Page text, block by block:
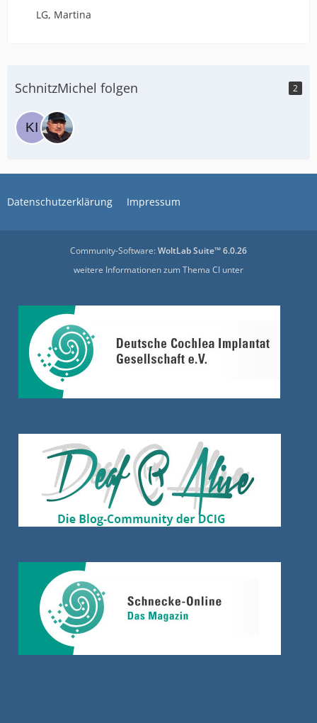
LG, Martina
SchnitzMichel folgen 2
Datenschutzerklärung Impressum
Community-Software:WoltLab Suite™ 6.0.26
weitere Informationen zum Thema CI unter